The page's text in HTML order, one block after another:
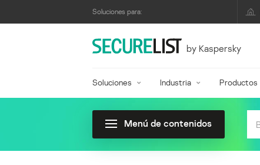
Soluciones para:
by Kaspersky
Soluciones Industria Productos
Menú de contenidos